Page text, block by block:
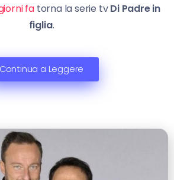
fatorna la serie tvDi Padre in
figlia.
Continua a Leggere